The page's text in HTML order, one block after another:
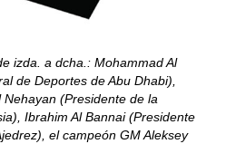
izda. a dcha.: Mohammad Al
de Deportes de Abu Dhabi),
(Presidente de la
Ibrahim Al Bannai (Presidente
el campeón GM Aleksey